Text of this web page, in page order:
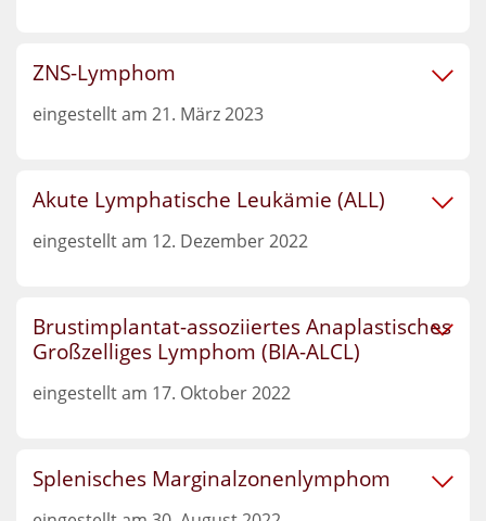
ZNS-Lymphom
eingestellt am 21. März 2023
Akute Lymphatische Leukämie (ALL)
eingestellt am 12. Dezember 2022
Brustimplantat-assoziiertes Anaplastisches
Großzelliges Lymphom (BIA-ALCL)
eingestellt am 17. Oktober 2022
Splenisches Marginalzonenlymphom